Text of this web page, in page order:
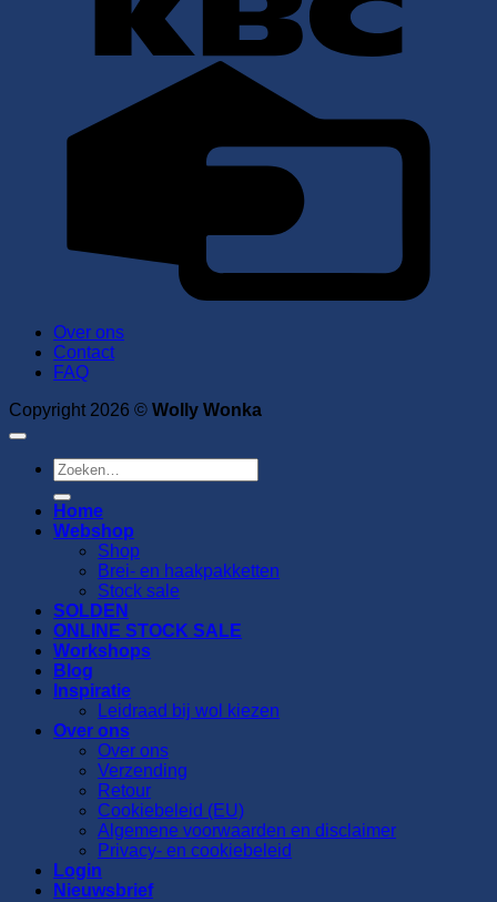
Over ons
Contact
FAQ
Copyright 2026 © Wolly Wonka
Zoeken
naar:
Home
Webshop
Shop
Brei- en haakpakketten
Stock sale
SOLDEN
ONLINE STOCK SALE
Workshops
Blog
Inspiratie
Leidraad bij wol kiezen
Over ons
Over ons
Verzending
Retour
Cookiebeleid (EU)
Algemene voorwaarden en disclaimer
Privacy- en cookiebeleid
Login
Nieuwsbrief